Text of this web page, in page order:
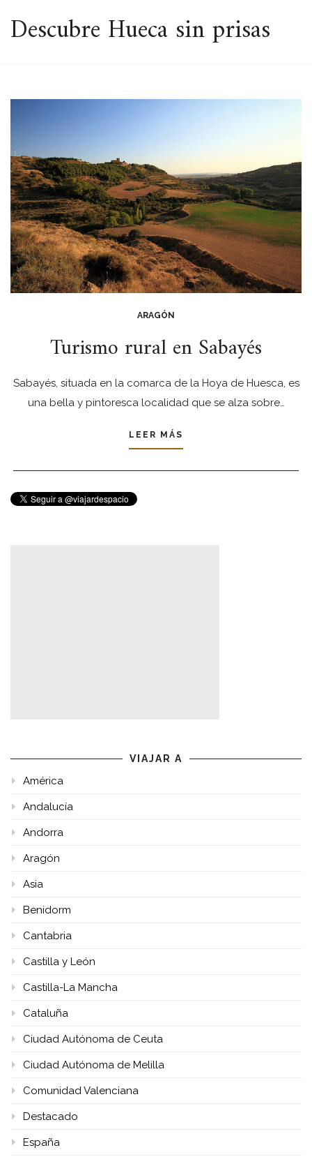
ESPACIO
Descubre Hueca sin prisas
ARAGÓN
Turismo rural en Sabayés
Sabayés, situada en la comarca de la Hoya de Huesca, es
una bella y pintoresca localidad que se alza sobre…
LEER MÁS
VIAJAR A
América
Andalucía
Andorra
Aragón
Asia
Benidorm
Cantabria
Castilla y León
Castilla-La Mancha
Cataluña
Ciudad Autónoma de Ceuta
Ciudad Autónoma de Melilla
Comunidad Valenciana
Destacado
España